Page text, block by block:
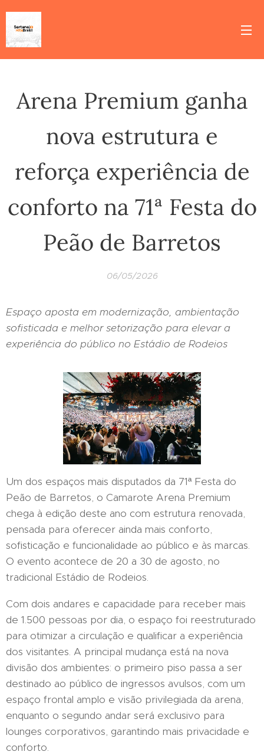
Arena Premium ganha
nova estrutura e
reforça experiência de
conforto na 71ª Festa do
Peão de Barretos
06/05/2026
Espaço aposta em modernização, ambientação
sofisticada e melhor setorização para elevar a
experiência do público no Estádio de Rodeios
Um dos espaços mais disputados da 71ª Festa do
Peão de Barretos, o Camarote Arena Premium
chega à edição deste ano com estrutura renovada,
pensada para oferecer ainda mais conforto,
sofisticação e funcionalidade ao público e às marcas.
O evento acontece de 20 a 30 de agosto, no
tradicional Estádio de Rodeios.
Com dois andares e capacidade para receber mais
de 1.500 pessoas por dia, o espaço foi reestruturado
para otimizar a circulação e qualificar a experiência
dos visitantes. A principal mudança está na nova
divisão dos ambientes: o primeiro piso passa a ser
destinado ao público de ingressos avulsos, com um
espaço frontal amplo e visão privilegiada da arena,
enquanto o segundo andar será exclusivo para
lounges corporativos, garantindo mais privacidade e
conforto.